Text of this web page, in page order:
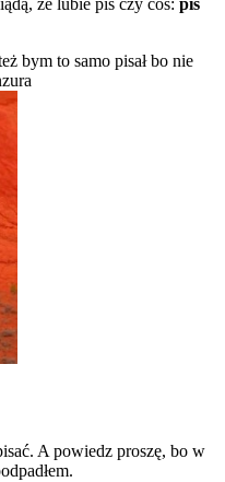
że lubie pis czy coś: pis
bym to samo pisał bo nie
A powiedz proszę, bo w